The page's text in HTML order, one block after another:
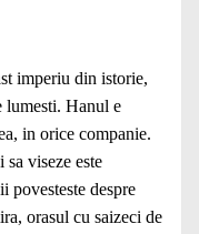
imperiu din istorie,
lumesti. Hanul e
in orice companie.
sa viseze este
povesteste despre
orasul cu saizeci de